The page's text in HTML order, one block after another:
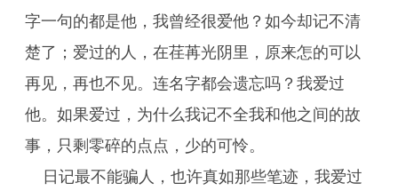
字一句的都是他，我曾经很爱他？如今却记不清
楚了；爱过的人，在荏苒光阴里，原来怎的可以
再见，再也不见。连名字都会遗忘吗？我爱过
他。如果爱过，为什么我记不全我和他之间的故
事，只剩零碎的点点，少的可怜。
日记最不能骗人，也许真如那些笔迹，我爱过